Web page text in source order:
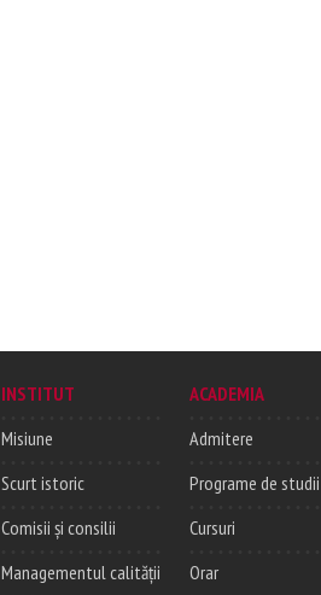
INSTITUT
Misiune
Scurt istoric
Comisii și consilii
Managementul calității
ACADEMIA
Admitere
Programe de studii
Cursuri
Orar